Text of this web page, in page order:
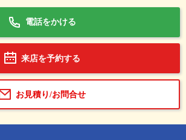
電話をかける
来店を予約する
お見積り/お問合せ